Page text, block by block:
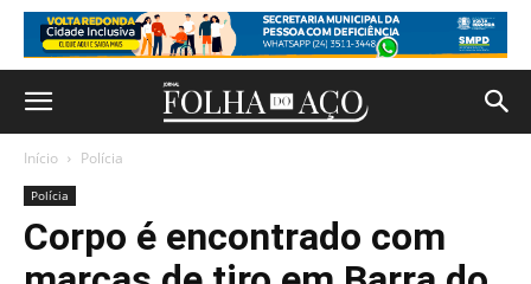
Início Polícia
Polícia
Corpo é encontrado com